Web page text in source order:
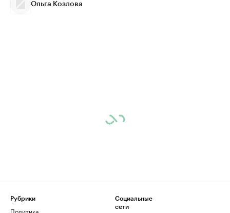
Ольга Козлова
Рубрики
Политика
Социальные
сети